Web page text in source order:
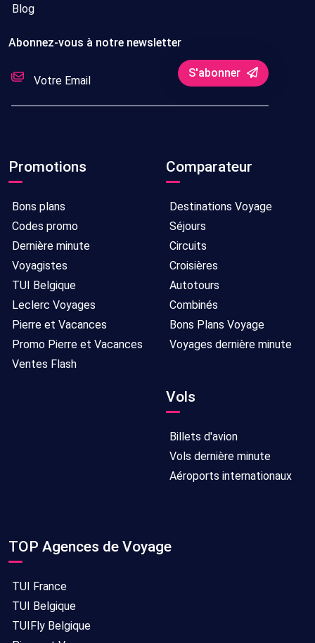
Blog
Abonnez-vous à notre newsletter
S'abonner
Promotions
Bons plans
Codes promo
Dernière minute
Voyagistes
TUI Belgique
Leclerc Voyages
Pierre et Vacances
Promo Pierre et Vacances
Ventes Flash
Comparateur
Destinations Voyage
Séjours
Circuits
Croisières
Autotours
Combinés
Bons Plans Voyage
Voyages dernière minute
Vols
Billets d'avion
Vols dernière minute
Aéroports internationaux
TOP Agences de Voyage
TUI France
TUI Belgique
TUIFly Belgique